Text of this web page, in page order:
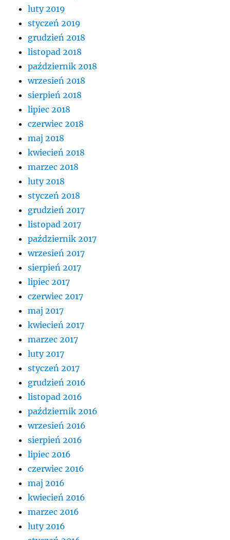
luty 2019
styczeń 2019
grudzień 2018
listopad 2018
październik 2018
wrzesień 2018
sierpień 2018
lipiec 2018
czerwiec 2018
maj 2018
kwiecień 2018
marzec 2018
luty 2018
styczeń 2018
grudzień 2017
listopad 2017
październik 2017
wrzesień 2017
sierpień 2017
lipiec 2017
czerwiec 2017
maj 2017
kwiecień 2017
marzec 2017
luty 2017
styczeń 2017
grudzień 2016
listopad 2016
październik 2016
wrzesień 2016
sierpień 2016
lipiec 2016
czerwiec 2016
maj 2016
kwiecień 2016
marzec 2016
luty 2016